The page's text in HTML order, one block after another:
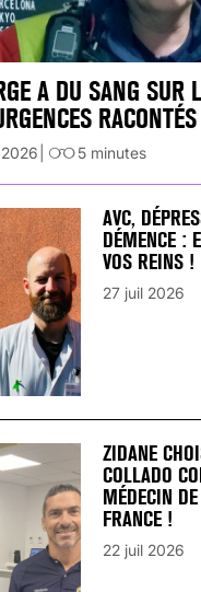
A DU SANG SUR
RACONTÉS
5 minutes
AVC,
DÉMENCE :
VOS REINS !
27 juil 2026
ZIDANE
COLLADO
MÉDECIN
FRANCE !
22 juil 2026